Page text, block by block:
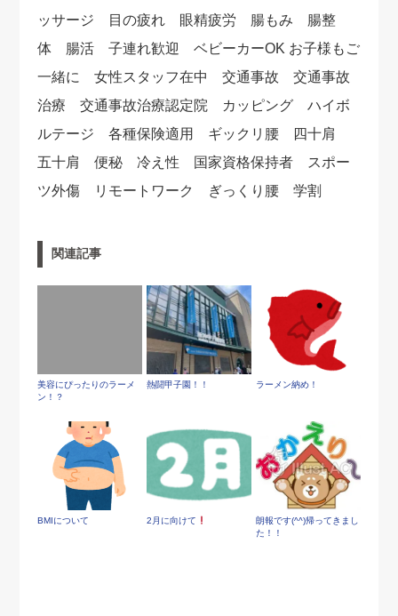
ッサージ 目の疲れ 眼精疲労 腸もみ 腸整
体 腸活 子連れ歓迎 ベビーカーOK お子様もご
一緒に 女性スタッフ在中 交通事故 交通事故
治療 交通事故治療認定院 カッピング ハイボ
ルテージ 各種保険適用 ギックリ腰 四十肩
五十肩 便秘 冷え性 国家資格保持者 スポー
ツ外傷 リモートワーク ぎっくり腰 学割
関連記事
美容にぴったりのラーメ
ン！？
熱闘甲子園！！ ラーメン納め！
BMIについて 2月に向けて
朗報です(^^)帰ってきまし
た！！